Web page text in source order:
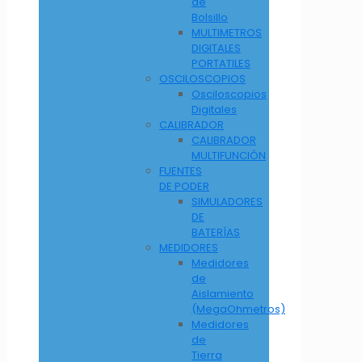
Bolsillo
MULTIMETROS
DIGITALES
PORTATILES
OSCILOSCOPIOS
Osciloscopios
Digitales
CALIBRADOR
CALIBRADOR
MULTIFUNCIÓN
FUENTES
DE PODER
SIMULADORES
DE
BATERÍAS
MEDIDORES
Medidores
de
Aislamiento
(MegaOhmetros)
Medidores
de
Tierra